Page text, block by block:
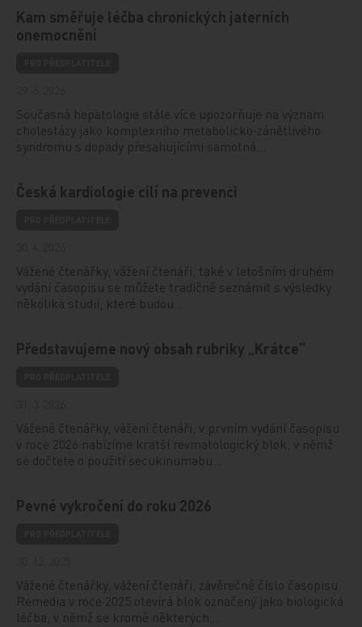
Kam směřuje léčba chronických jaterních
onemocnění
Současná hepatologie stále více upozorňuje na význam
cholestázy jako komplexního metabolicko‑zánětlivého
syndromu s dopady přesahujícími samotná…
Česká kardiologie cílí na prevenci
Vážené čtenářky, vážení čtenáři, také v letošním druhém
vydání časopisu se můžete tradičně seznámit s výsledky
několika studií, které budou…
Představujeme nový obsah rubriky „Krátce“
Vážené čtenářky, vážení čtenáři, v prvním vydání časopisu
v roce 2026 nabízíme kratší revmatologický blok, v němž
se dočtete o použití secukinumabu…
Pevné vykročení do roku 2026
Vážené čtenářky, vážení čtenáři, závěrečné číslo časopisu
Remedia v roce 2025 otevírá blok označený jako biologická
léčba, v němž se kromě některých…